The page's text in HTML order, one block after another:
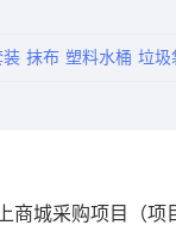
装 抹布 塑料水桶 垃圾
商城采购项目
（